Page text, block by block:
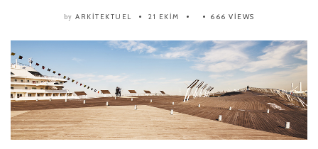
by ARKITEKTUEL 21 EKIM 666 VIEWS